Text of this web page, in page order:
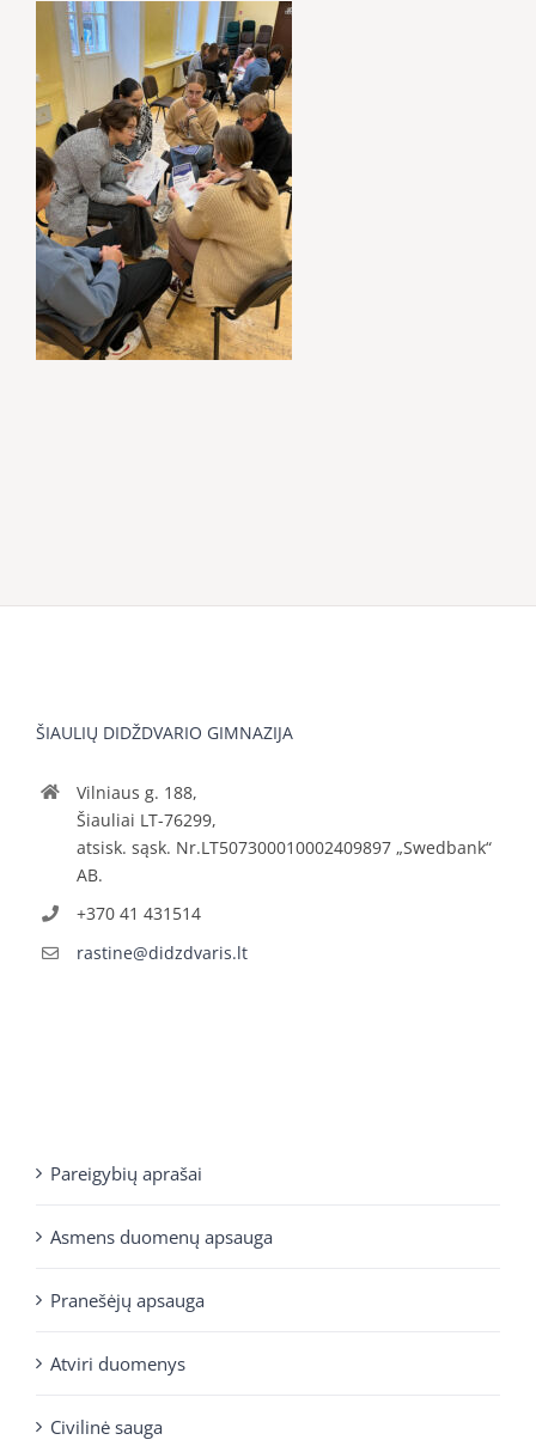
ŠIAULIŲ DIDŽDVARIO GIMNAZIJA
Vilniaus g. 188,
Šiauliai LT-76299,
atsisk. sąsk. Nr.LT507300010002409897 „Swedbank“
AB.
+370 41 431514
rastine@didzdvaris.lt
Pareigybių aprašai
Asmens duomenų apsauga
Pranešėjų apsauga
Atviri duomenys
Civilinė sauga